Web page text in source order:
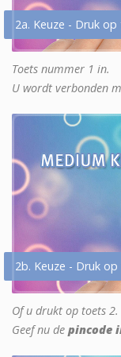
2a. Keuze - Druk
Toets nummer 1 in.
U wordt verbonden
2b. Keuze - Druk
Of u drukt op toets 2.
Geef nu de pincode